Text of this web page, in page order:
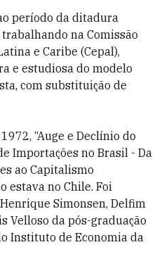
período da ditadura
na Comissão
e Caribe (Cepal),
e estudiosa do modelo
com substituição de
“Auge e Declínio do
Importações no Brasil - Da
ao Capitalismo
estava no Chile. Foi
Simonsen, Delfim
Velloso da pós-graduação
Instituto de Economia da